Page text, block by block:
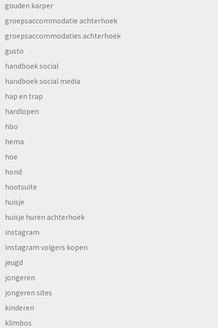
gouden karper
groepsaccommodatie achterhoek
groepsaccommodaties achterhoek
gusto
handboek social
handboek social media
hap en trap
hardlopen
hbo
hema
hoe
hond
hootsuite
huisje
huisje huren achterhoek
instagram
instagram volgers kopen
jeugd
jongeren
jongeren sites
kinderen
klimbos